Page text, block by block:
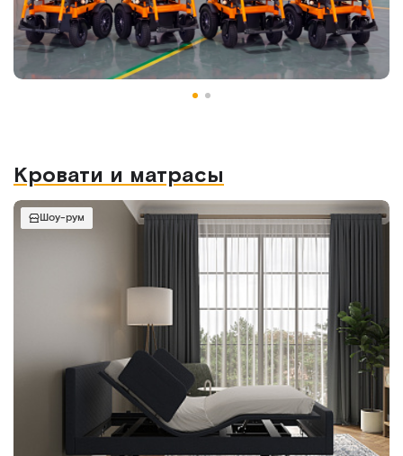
Кровати и матрасы
Шоу-рум